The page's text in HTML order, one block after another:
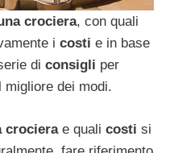
crociera, con quali
i costi e in base
di consigli per
migliore dei modi.
crocierae quali costi si